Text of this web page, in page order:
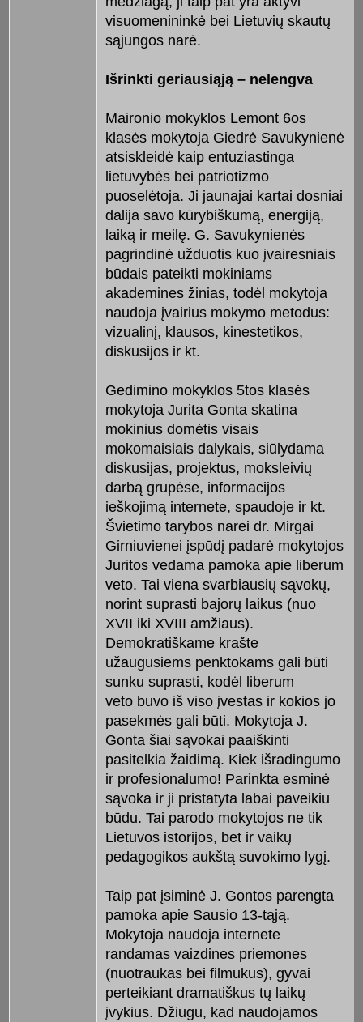
visuomenininkė bei Lietuvių skautų
sąjungos narė.
Išrinkti geriausiąją – nelengva
Maironio mokyklos Lemont 6os
klasės mokytoja Giedrė Savukynienė
atsiskleidė kaip entuziastinga
lietuvybės bei patriotizmo
puoselėtoja. Ji jaunajai kartai dosniai
dalija savo kūrybiškumą, energiją,
laiką ir meilę. G. Savukynienės
pagrindinė užduotis kuo įvairesniais
būdais pateikti mokiniams
akademines žinias, todėl mokytoja
naudoja įvairius mokymo metodus:
vizualinį, klausos, kinestetikos,
diskusijos ir kt.
Gedimino mokyklos 5tos klasės
mokytoja Jurita Gonta skatina
mokinius domėtis visais
mokomaisiais dalykais, siūlydama
diskusijas, projektus, moksleivių
darbą grupėse, informacijos
ieškojimą internete, spaudoje ir kt.
Švietimo tarybos narei dr. Mirgai
Girniuvienei įspūdį padarė mokytojos
Juritos vedama pamoka apie liberum
veto. Tai viena svarbiausių sąvokų,
norint suprasti bajorų laikus (nuo
XVII iki XVIII amžiaus).
Demokratiškame krašte
užaugusiems penktokams gali būti
sunku suprasti, kodėl liberum
veto buvo iš viso įvestas ir kokios jo
pasekmės gali būti. Mokytoja J.
Gonta šiai sąvokai paaiškinti
pasitelkia žaidimą. Kiek išradingumo
ir profesionalumo! Parinkta esminė
sąvoka ir ji pristatyta labai paveikiu
būdu. Tai parodo mokytojos ne tik
Lietuvos istorijos, bet ir vaikų
pedagogikos aukštą suvokimo lygį.
Taip pat įsiminė J. Gontos parengta
pamoka apie Sausio 13-tąją.
Mokytoja naudoja internete
randamas vaizdines priemones
(nuotraukas bei filmukus), gyvai
perteikiant dramatiškus tų laikų
įvykius. Džiugu, kad naudojamos